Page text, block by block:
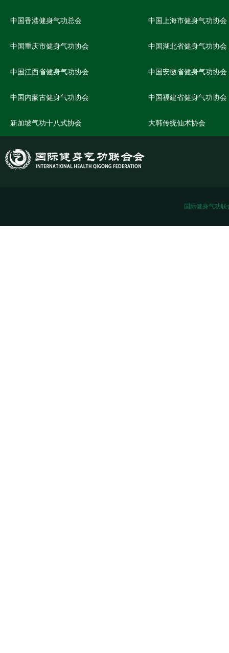
中国香港健身气功总会 中国上海市健身气功协会
中国重庆市健身气功协会 中国湖北省健身气功协会
中国江西省健身气功协会 中国安徽省健身气功协会
中国内蒙古健身气功协会 中国福建省健身气功协会
新加坡气功十八式协会 大韩传统仙术协会
国际健身气功